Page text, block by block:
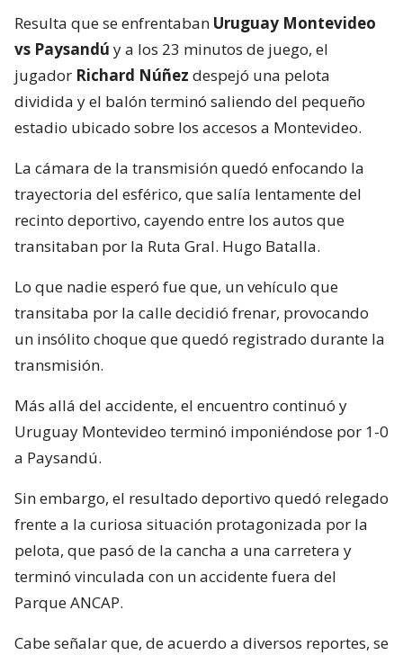
Resulta que se enfrentaban Uruguay Montevideo
vs Paysandú y a los 23 minutos de juego, el
jugador Richard Núñez despejó una pelota
dividida y el balón terminó saliendo del pequeño
estadio ubicado sobre los accesos a Montevideo.
La cámara de la transmisión quedó enfocando la
trayectoria del esférico, que salía lentamente del
recinto deportivo, cayendo entre los autos que
transitaban por la Ruta Gral. Hugo Batalla.
Lo que nadie esperó fue que, un vehículo que
transitaba por la calle decidió frenar, provocando
un insólito choque que quedó registrado durante la
transmisión.
Más allá del accidente, el encuentro continuó y
Uruguay Montevideo terminó imponiéndose por 1-0
a Paysandú.
Sin embargo, el resultado deportivo quedó relegado
frente a la curiosa situación protagonizada por la
pelota, que pasó de la cancha a una carretera y
terminó vinculada con un accidente fuera del
Parque ANCAP.
Cabe señalar que, de acuerdo a diversos reportes, se